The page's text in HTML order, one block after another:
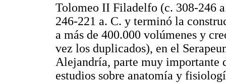
Tolomeo II Filadelfo (c. 308-246
246-221 a. C. y terminó la
a más de 400.000 volúmenes y
vez los duplicados), en el
Alejandría, parte muy importante
estudios sobre anatomía y